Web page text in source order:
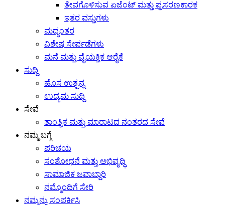
ತೇವಗೊಳಿಸುವ ಏಜೆಂಟ್ ಮತ್ತು ಪ್ರಸರಣಕಾರಕ
ಇತರ ವಸ್ತುಗಳು
ಮಧ್ಯಂತರ
ವಿಶೇಷ ಸೇರ್ಪಡೆಗಳು
ಮನೆ ಮತ್ತು ವೈಯಕ್ತಿಕ ಆರೈಕೆ
ಸುದ್ದಿ
ಹೊಸ ಉತ್ಪನ್ನ
ಉದ್ಯಮ ಸುದ್ದಿ
ಸೇವೆ
ತಾಂತ್ರಿಕ ಮತ್ತು ಮಾರಾಟದ ನಂತರದ ಸೇವೆ
ನಮ್ಮ ಬಗ್ಗೆ
ಪರಿಚಯ
ಸಂಶೋಧನೆ ಮತ್ತು ಅಭಿವೃದ್ಧಿ
ಸಾಮಾಜಿಕ ಜವಾಬ್ದಾರಿ
ನಮ್ಮೊಂದಿಗೆ ಸೇರಿ
ನಮ್ಮನ್ನು ಸಂಪರ್ಕಿಸಿ